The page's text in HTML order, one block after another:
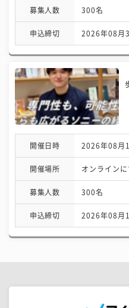
募集人数 300名
申込締切 2026年08月
開催日時 2026年08月
開催場所 オンライン
募集人数 300名
申込締切 2026年08月